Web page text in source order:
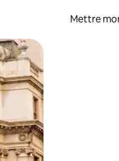
Mettre